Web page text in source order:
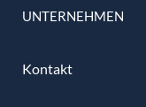
UNTERNEHMEN
Kontakt